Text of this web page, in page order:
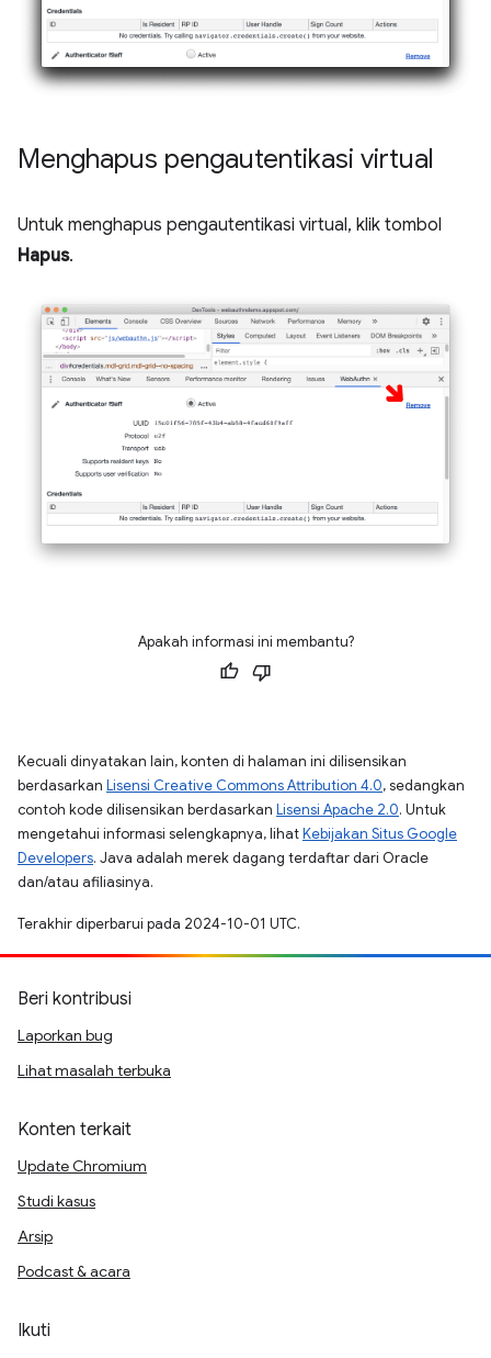
Menghapus pengautentikasi virtual
Untuk menghapus pengautentikasi virtual, klik tombol
Hapus.
Apakah informasi ini membantu?
Kecuali dinyatakan lain, konten di halaman ini dilisensikan
berdasarkan Lisensi Creative Commons Attribution 4.0, sedangkan
contoh kode dilisensikan berdasarkan Lisensi Apache 2.0. Untuk
mengetahui informasi selengkapnya, lihatKebijakan Situs Google
Developers. Java adalah merek dagang terdaftar dari Oracle
dan/atau afiliasinya.
Terakhir diperbarui pada 2024-10-01 UTC.
Beri kontribusi
Laporkan bug
Lihat masalah terbuka
Konten terkait
Update Chromium
Studi kasus
Arsip
Podcast & acara
Ikuti